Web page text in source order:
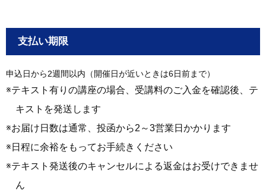
支払い期限
申込日から2週間以内（開催日が近いときは6日前まで）
テキスト有りの講座の場合、受講料のご入金を確認後、テ
キストを発送します
お届け日数は通常、投函から2～3営業日かかります
日程に余裕をもってお手続きください
テキスト発送後のキャンセルによる返金はお受けできませ
ん